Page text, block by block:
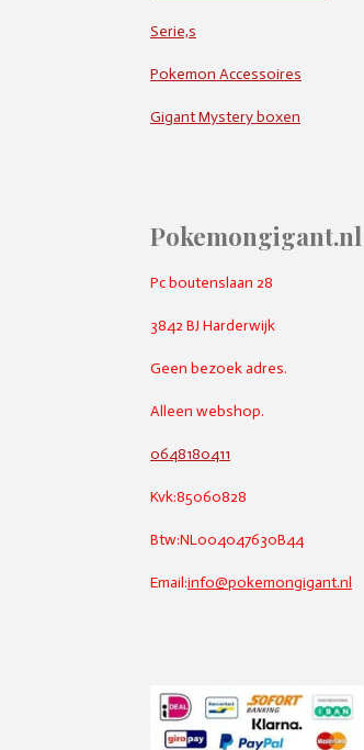
Serie,s
Pokemon Accessoires
Gigant Mystery boxen
Pokemongigant.nl
Pc boutenslaan 28
3842 BJ Harderwijk
Geen bezoek adres.
Alleen webshop.
0648180411
Kvk:85060828
Btw:NL004047630B44
Email:info@pokemongigant.nl